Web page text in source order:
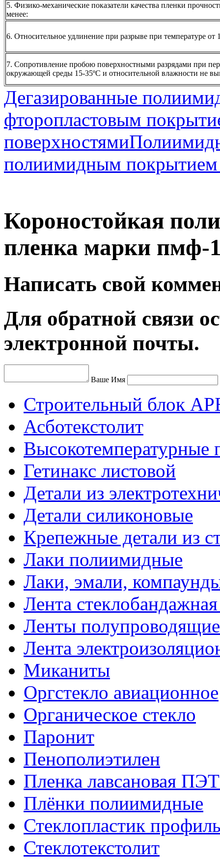
5. Физико-механические показатели качества пленки
менее:
6. Относительное удлинение при разрыве при температуре от
7. Сопротивление пробою поверхностными разрядами при
окружающей среды 15-35ºС и относительной влажности не
Дегазированные
фторопластовым
поверхностями
полиимидным
Короностойкая
пленка марки пмф-
Написать свой
Для обратной связи
электронной почты.
Ваше Имя
Строительный блок
Асботекстолит
Высокотемпературные
Гетинакс листовой
Детали из
Детали силиконовые
Крепежные детали из
Лаки полиимидные
Лаки, эмали,
Лента
Ленты
Лента
Миканиты
Оргстекло авиационное
Органическое стекло
Паронит
Пенополиэтилен
Пленка лавсановая
Плёнки полиимидные
Стеклопластик
Стеклотекстолит